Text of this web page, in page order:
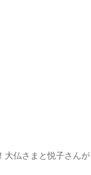
大仏さまと悦子さんが